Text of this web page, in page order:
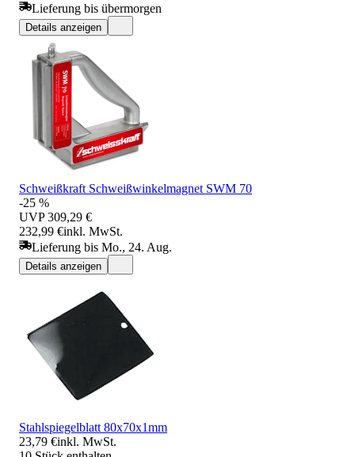
Lieferung bis übermorgen
Details anzeigen
Schweißkraft Schweißwinkelmagnet SWM 70
-25 %
UVP 309,29 €
232,99 €inkl. MwSt.
Lieferung bis Mo., 24. Aug.
Details anzeigen
Stahlspiegelblatt 80x70x1mm
23,79 €inkl. MwSt.